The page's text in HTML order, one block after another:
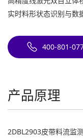
实时料形状态识别与数
400-801-
产品原理
2DBL2903皮带料流监